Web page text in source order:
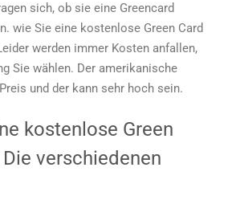
sich, ob sie eine Greencard
wie Sie eine kostenlose Green Card
werden immer Kosten anfallen,
Sie wählen. Der amerikanische
und der kann sehr hoch sein.
kostenlose Green
Die verschiedenen